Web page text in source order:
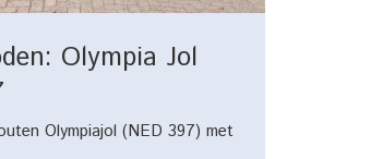
Olympia Jol
Olympiajol (NED 397) met